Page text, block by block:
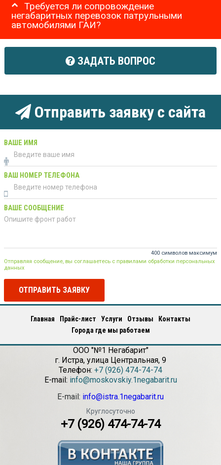
Требуется ли сопровождение
негабаритных перевозок патрульными
автомобилями ГАИ?
ЗАДАТЬ ВОПРОС
Отправить заявку с сайта
ВАШЕ ИМЯ
ВАШ НОМЕР ТЕЛЕФОНА
ВАШЕ СООБЩЕНИЕ
400 символов максимум
Отправляя сообщение, вы соглашаетесь с правилами обработки персональных
данных
ОТПРАВИТЬ ЗАЯВКУ
Главная Прайс-лист Услуги Отзывы
Контакты
Города где мы работаем
ООО "№1 Негабарит"
г. Истра, улица Центральная, 9
Телефон: +7 (926) 474-74-74
E-mail: info@moskovskiy.1negabarit.ru
E-mail: info@istra.1negabarit.ru
Круглосуточно
+7 (926) 474-74-74